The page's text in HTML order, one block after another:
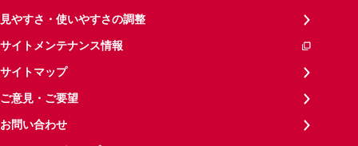
見やすさ・使いやすさの調整
サイトメンテナンス情報
サイトマップ
ご意見・ご要望
お問い合わせ